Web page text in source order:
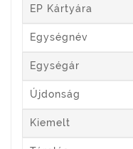
EP Kártyára
Egységnév
Egységár
Újdonság
Kiemelt